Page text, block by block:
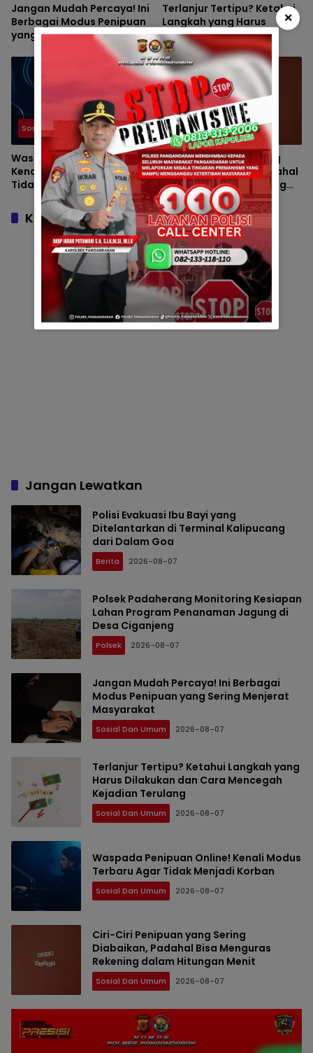
Jangan Mudah Percaya! Ini
Berbagai Modus Penipuan
yang Sering Menjerat
Terlanjur Tertipu? Ketahui
Langkah yang Harus
Dilakukan dan Cara
Mencegah Kejadian
Terulang
Sosial dan Umum
Waspada Penipuan Online!
Kenali Modus Terbaru Agar
Tidak Menjadi Korban
Sosial dan Umum
Ciri-Ciri Penipuan yang
Sering Diabaikan, Padahal
Bisa Menguras Rekening
dalam Hitungan Menit
Komentar
Jangan Lewatkan
Polisi Evakuasi Ibu Bayi yang
Ditelantarkan di Terminal Kalipucang
dari Dalam Goa
Berita 2026-08-07
Polsek Padaherang Monitoring Kesiapan
Lahan Program Penanaman Jagung di
Desa Ciganjeng
Polsek 2026-08-07
Jangan Mudah Percaya! Ini Berbagai
Modus Penipuan yang Sering Menjerat
Masyarakat
Sosial Dan Umum 2026-08-07
Terlanjur Tertipu? Ketahui Langkah yang
Harus Dilakukan dan Cara Mencegah
Kejadian Terulang
Sosial Dan Umum 2026-08-07
Waspada Penipuan Online! Kenali Modus
Terbaru Agar Tidak Menjadi Korban
Sosial Dan Umum 2026-08-07
Ciri-Ciri Penipuan yang Sering
Diabaikan, Padahal Bisa Menguras
Rekening dalam Hitungan Menit
Sosial Dan Umum 2026-08-07
×